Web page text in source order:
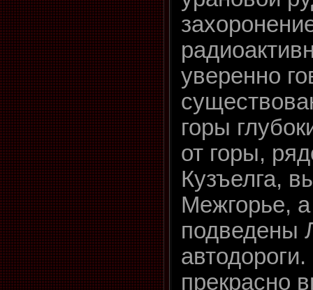
уверенно
горы
от горы,
Кузъелга,
Межгорье,
подведены
прекрасно